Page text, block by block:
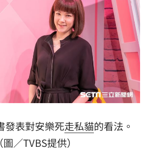
表對安樂死走私貓的看法。
（圖／TVBS提供）